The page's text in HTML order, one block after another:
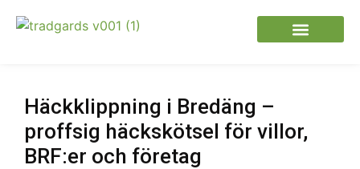
Häckklippning i Bredäng –
proffsig häckskötsel för villor,
BRF:er och företag